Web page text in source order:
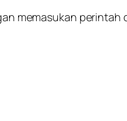
memasukan